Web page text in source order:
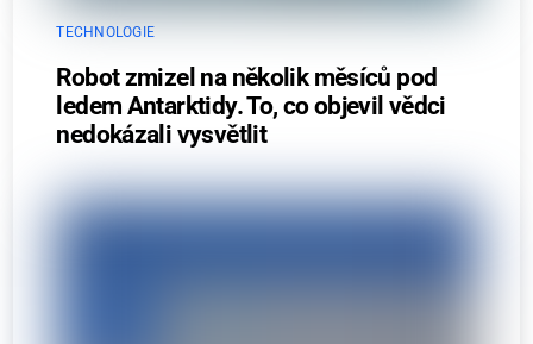
TECHNOLOGIE
Robot zmizel na několik měsíců pod
ledem Antarktidy. To, co objevil vědci
nedokázali vysvětlit